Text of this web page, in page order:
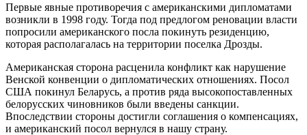
Первые явные противоречия с американскими дипломатами
возникли в 1998 году. Тогда под предлогом реновации власти
попросили американского посла покинуть резиденцию,
которая располагалась на территории поселка Дрозды.
Американская сторона расценила конфликт как нарушение
Венской конвенции о дипломатических отношениях. Посол
США покинул Беларусь, а против ряда высокопоставленных
белорусских чиновников были введены санкции.
Впоследствии стороны достигли соглашения о компенсациях,
и американский посол вернулся в нашу страну.